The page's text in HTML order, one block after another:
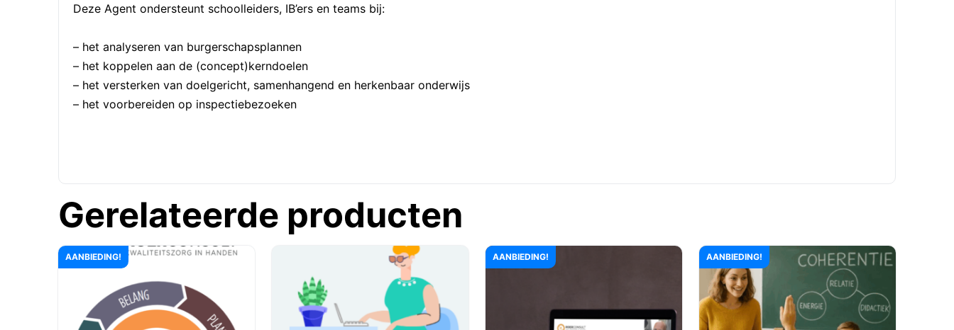
Deze Agent ondersteunt schoolleiders, IB’ers en teams bij:
– het analyseren van burgerschapsplannen
– het koppelen aan de (concept)kerndoelen
– het versterken van doelgericht, samenhangend en herkenbaar onderwijs
– het voorbereiden op inspectiebezoeken
Gerelateerde producten
AANBIEDING! AANBIEDING! AANBIEDING!